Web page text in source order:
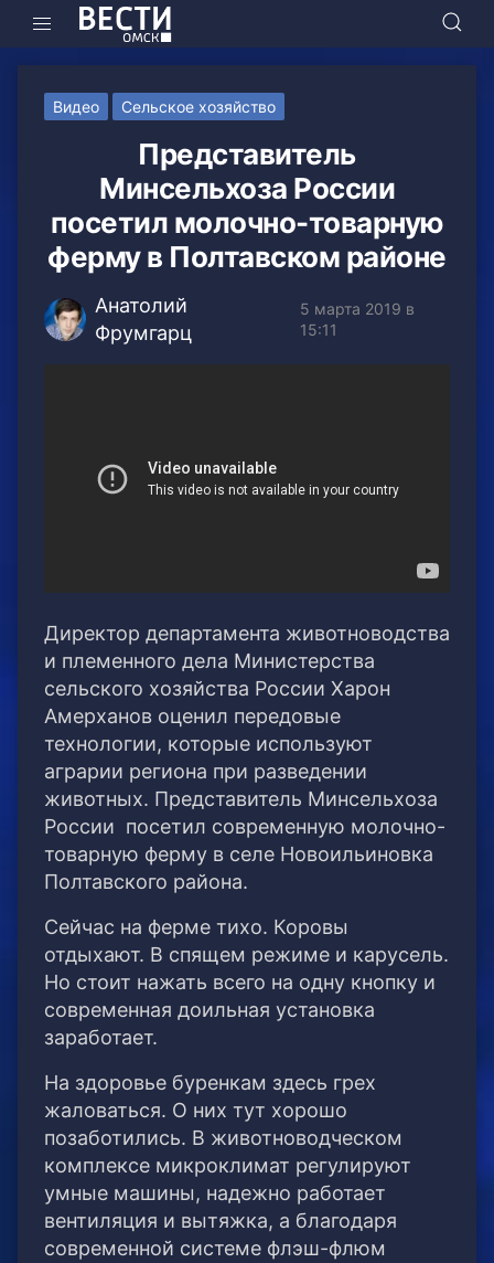
Видео Сельское хозяйство
Представитель
Минсельхоза России
посетил молочно-товарную
ферму в Полтавском районе
Анатолий
Фрумгарц
5 марта 2019 в
15:11
Директор департамента животноводства
и племенного дела Министерства
сельского хозяйства России Харон
Амерханов оценил передовые
технологии, которые используют
аграрии региона при разведении
животных. Представитель Минсельхоза
России посетил современную молочно-
товарную ферму в селе Новоильиновка
Полтавского района.
Сейчас на ферме тихо. Коровы
отдыхают. В спящем режиме и карусель.
Но стоит нажать всего на одну кнопку и
современная доильная установка
заработает.
На здоровье буренкам здесь грех
жаловаться. О них тут хорошо
позаботились. В животноводческом
комплексе микроклимат регулируют
умные машины, надежно работает
вентиляция и вытяжка, а благодаря
современной системе флэш-флюм